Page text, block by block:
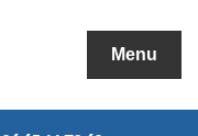
Menu